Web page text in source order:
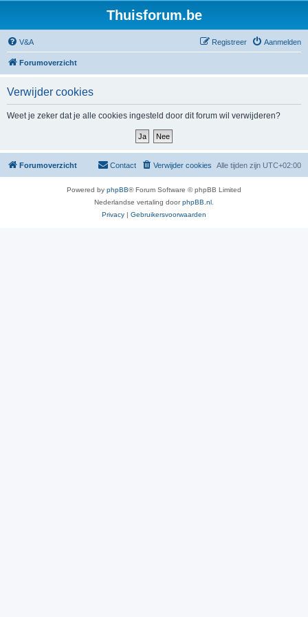
Thuisforum.be
V&A Aanmelden
Registreer
Forumoverzicht
Verwijder cookies
Weet je zeker dat je alle cookies ingesteld door dit forum wil verwijderen?
Forumoverzicht Alle tijden zijn UTC+02:00
Verwijder cookies
Contact
Powered by phpBB® Forum Software © phpBB Limited
Nederlandse vertaling doorphpBB.nl
Privacy | Gebruikersvoorwaarden